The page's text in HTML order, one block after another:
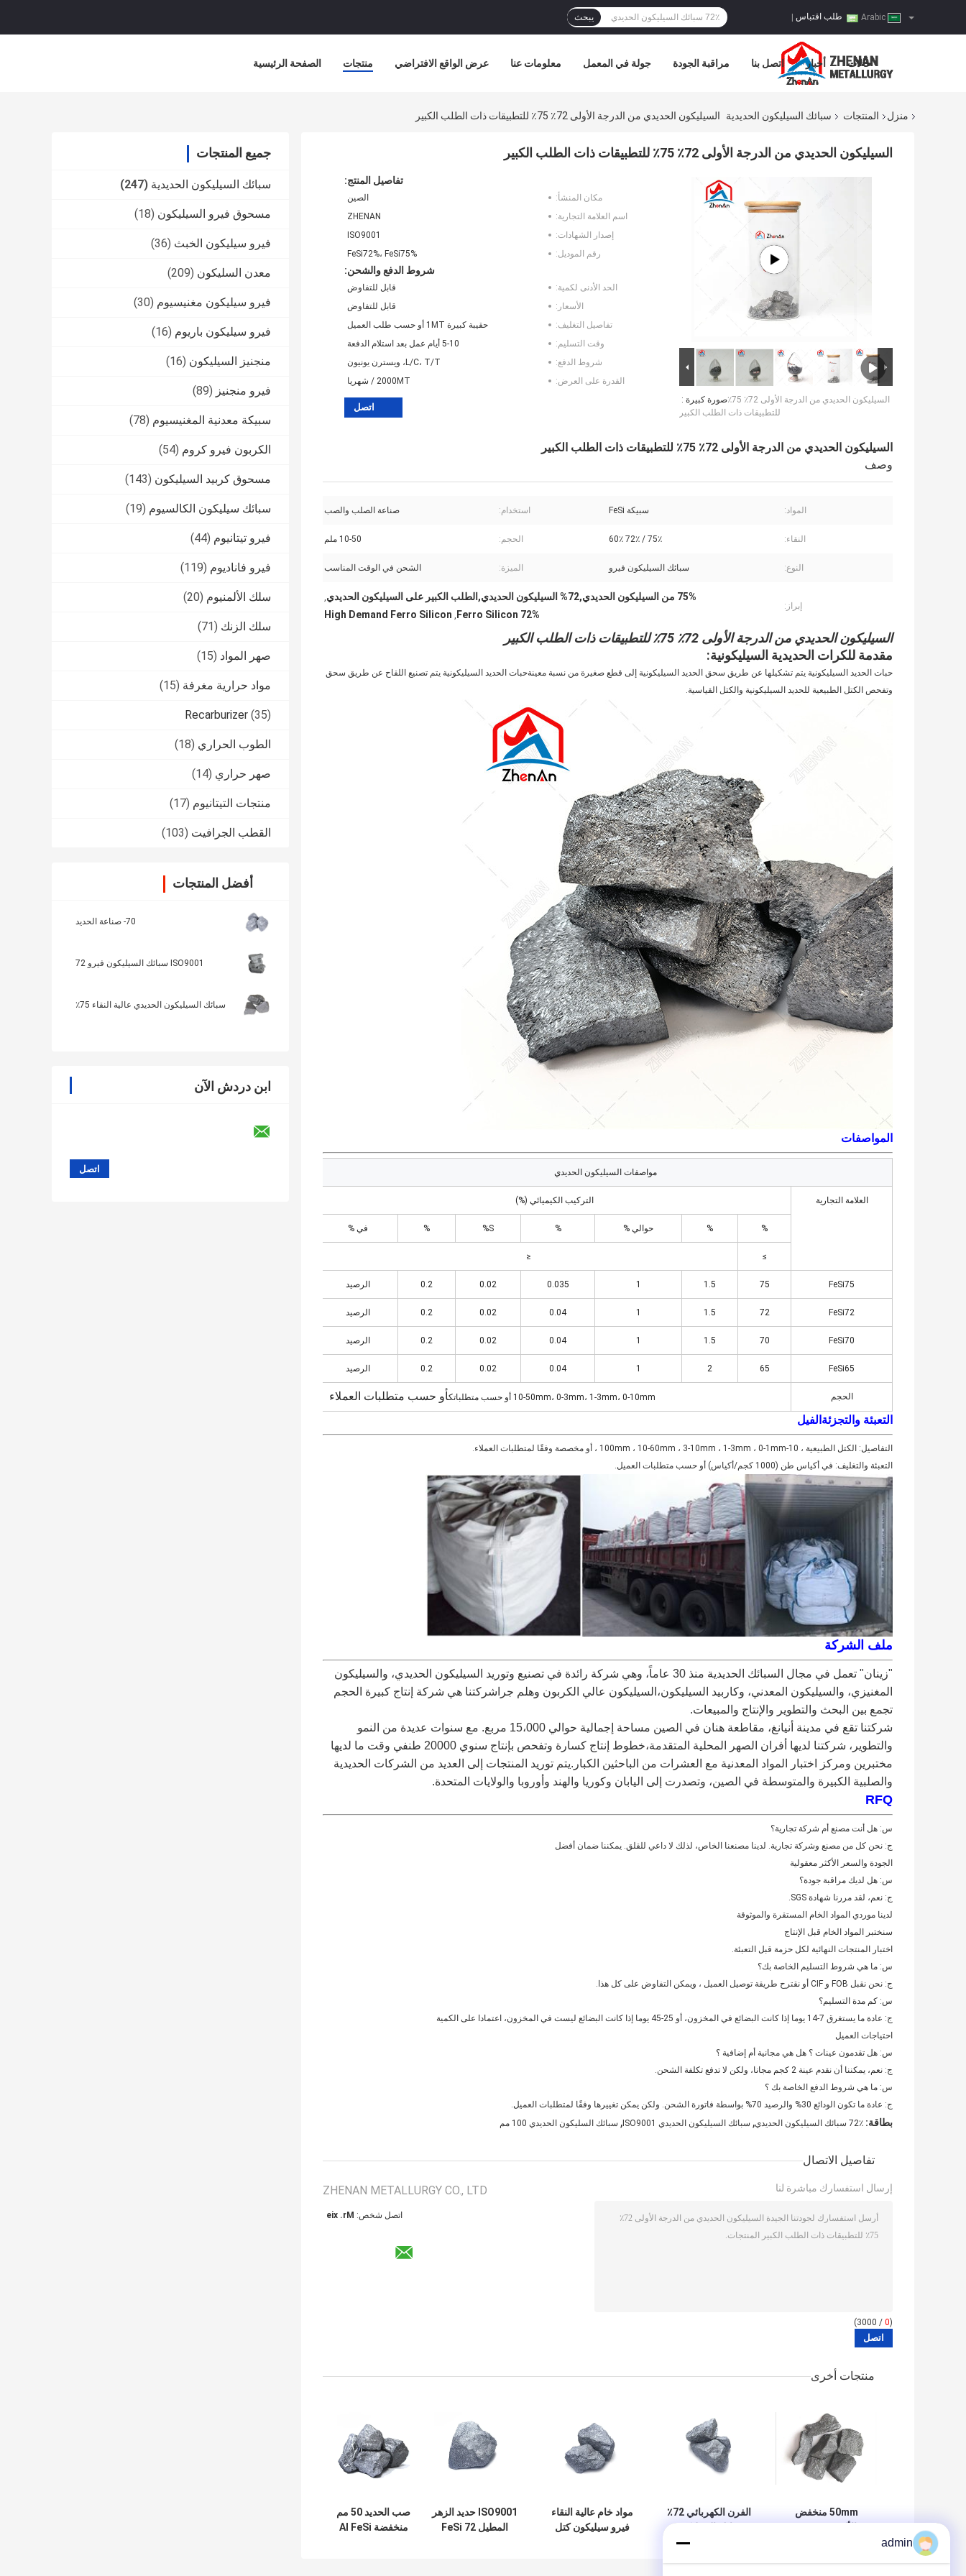
طلب اقتباس يبحث
الصفحة الرئيسية منتجات عرض الواقع الافتراضي معلومات عنا جولة في المعمل مراقبة الجودة اتصل بنا أخبار حالات
منزل المنتجات سبائك السيليكون الحديدية السيليكون الحديدي من الدرجة الأولى 72٪ 75٪ للتطبيقات ذات الطلب الكبير
جميع المنتجات
سبائك السيليكون الحديدية (247)
مسحوق فيرو السيليكون (18)
فيرو سيليكون الخبث (36)
معدن السليكون (209)
فيرو سيليكون مغنيسيوم (30)
فيرو سيليكون باريوم (16)
منجنيز السيليكون (16)
فيرو منجنيز (89)
سبيكة معدنية المغنيسيوم (78)
الكربون فيرو كروم (54)
مسحوق كربيد السيليكون (143)
سبائك سيليكون الكالسيوم (19)
فيرو تيتانيوم (44)
فيرو فاناديوم (119)
سلك الألمنيوم (20)
سلك الزنك (71)
صهر المواد (15)
مواد حرارية مغرفة (15)
Recarburizer (35)
الطوب الحراري (18)
صهر حراري (14)
منتجات التيتانيوم (17)
القطب الجرافيت (103)
أفضل المنتجات
70- صناعة الحديد
ISO9001 سبائك السيليكون فيرو 72
سبائك السيليكون الحديدي عالية النقاء 75٪
ابن دردش الآن
السيليكون الحديدي من الدرجة الأولى 72٪ 75٪ للتطبيقات ذات الطلب الكبير
صورة كبيرة :السيليكون الحديدي من الدرجة الأولى 72٪ 75٪
للتطبيقات ذات الطلب الكبير
تفاصيل المنتج:
مكان المنشأ:
الصين
اسم العلامة التجارية:
ZHENAN
إصدار الشهادات:
ISO9001
رقم الموديل:
FeSi72%، FeSi75%
شروط الدفع والشحن:
الحد الأدنى لكمية:
قابل للتفاوض
الأسعار:
قابل للتفاوض
تفاصيل التغليف:
حقيبة كبيرة 1MT أو حسب طلب العميل
وقت التسليم:
5-10 أيام عمل بعد استلام الدفعة
شروط الدفع:
L/C، T/T، ويسترن يونيون
القدرة على العرض:
2000MT / شهريا
اتصل
السيليكون الحديدي من الدرجة الأولى 72٪ 75٪ للتطبيقات ذات الطلب الكبير
وصف
المواد: سبيكة FeSi استخدام: صناعة الصلب والصب
النقاء: 75٪ / 72٪ 60٪ الحجم: 10-50 ملم
النوع: سبائك السيليكون فيرو الميزة: الشحن في الوقت المناسب
إبراز:
75% من السيليكون الحديدي,72% السيليكون الحديدي,الطلب الكبير على السيليكون الحديدي ,
72% Ferro Silicon
,
High Demand Ferro Silicon
السيليكون الحديدي من الدرجة الأولى 72٪ 75٪ للتطبيقات ذات الطلب الكبير
مقدمة للكرات الحديدية السيليكونية:
حبات الحديد السيليكونية يتم تشكيلها عن طريق سحق الحديد السيليكونية إلى قطع صغيرة من نسبة معينةحبات الحديد السيليكونية يتم تصنيع اللقاح عن طريق سحق
وتفحص الكتل الطبيعية للحديد السيليكونية والكتل القياسية.
المواصفات
مواصفات السيليكون الحديدي
العلامة التجارية التركيب الكيميائي (%)
%
% حوالي % %
S%
% في %
≥
≤
FeSi75
75
1.5
1
0.035
0.02
0.2 الرصيد
FeSi72
72
1.5
1
0.04
0.02
0.2 الرصيد
FeSi70
70
1.5
1
0.04
0.02
0.2 الرصيد
FeSi65
65
2
1
0.04
0.02
0.2 الرصيد
الحجم 10-50mm، 0-3mm، 1-3mm، 0-10mm أو حسب متطلباتك أو حسب متطلبات العملاء
التعبئة والتجزئة الفيل
التفاصيل: الكتل الطبيعية ، 10-100mm ، 10-60mm ، 3-10mm ، 1-3mm ، 0-1mm ، أو مخصصة وفقًا لمتطلبات العملاء.
التعبئة والتغليف: في أكياس طن (1000 كجم/أكياس) أو حسب متطلبات العميل.
ملف الشركة
"زينان" تعمل في مجال السبائك الحديدية منذ 30 عاماً، وهي شركة رائدة في تصنيع وتوريد السيليكون الحديدي، والسيليكون
المغنيزي، والسيليكون المعدني، وكاربيد السيليكون،السيليكون عالي الكربون وهلم جراشركتنا هي شركة إنتاج كبيرة الحجم
تجمع بين البحث والتطوير والإنتاج والمبيعات.
شركتنا تقع في مدينة أنيانغ، مقاطعة هنان في الصين مساحة إجمالية حوالي 15،000 مربع. مع سنوات عديدة من النمو
والتطوير، شركتنا لديها أفران الصهر المحلية المتقدمة،خطوط إنتاج كسارة وتفحص بإنتاج سنوي 20000 طنفي وقت ما لديها
مختبرين ومركز اختبار المواد المعدنية مع العشرات من الباحثين الكبار.يتم توريد المنتجات إلى العديد من الشركات الحديدية
والصلبية الكبيرة والمتوسطة في الصين، وتصدرت إلى اليابان وكوريا والهند وأوروبا والولايات المتحدة.
RFQ
س: هل أنت مصنع أم شركة تجارية؟
ج: نحن كل من مصنع وشركة تجارية. لدينا مصنعنا الخاص، لذلك لا داعي للقلق. يمكننا ضمان أفضل
الجودة والسعر الأكثر معقولية
س: هل لديك مراقبة جودة؟
ج: نعم، لقد مررنا شهادة SGS.
لدينا موردي المواد الخام المستقرة والموثوقة
سنختبر المواد الخام قبل الإنتاج
اختبار المنتجات النهائية لكل حزمة قبل التعبئة.
س: ما هي شروط التسليم الخاصة بك؟
ج: نحن نقبل FOB و CIF أو نقترح طريقة توصيل العميل ، ويمكن التفاوض على كل هذا.
س: كم مدة التسليم؟
ج: عادة ما يستغرق 7-14 يوما إذا كانت البضائع في المخزون، أو 25-45 يوما إذا كانت البضائع ليست في المخزون، اعتمادا على الكمية
احتياجات العميل
س: هل تقدمون عينات ؟ هل هي مجانية أم إضافية ؟
ج: نعم، يمكننا أن نقدم عينة 2 كجم مجانا، ولكن لا تدفع تكلفة الشحن.
س: ما هي شروط الدفع الخاصة بك ؟
ج: عادة ما تكون الودائع 30% والرصيد 70% بواسطة فاتورة الشحن. ولكن يمكن تغييرها وفقًا لمتطلبات العميل.
بطاقة: 72٪ سبائك السيليكون الحديدي , سبائك السيليكون الحديدي ISO9001 , سبائك السليكون الحديدي 100 مم
تفاصيل الاتصال
ZHENAN METALLURGY CO., LTD
اتصل شخص: Mr. xie
إرسال استفسارك مباشرة لنا
(
0
/ 3000)
منتجات أخرى
50mm منخفض
الفرن الكهربائي 72٪
الحديدي كعناصر من
مواد خام عالية النقاء
فيرو سيليكون كتل
ISO9001 حديد الزهر
المطيل FeSi 72
صب الحديد 50 مم
منخفضة Al FeSi
admin